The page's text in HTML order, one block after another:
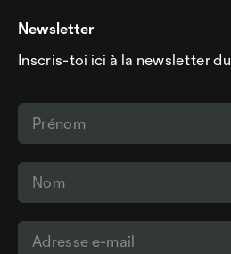
Newsletter
Inscris-toi ici à la newsletter